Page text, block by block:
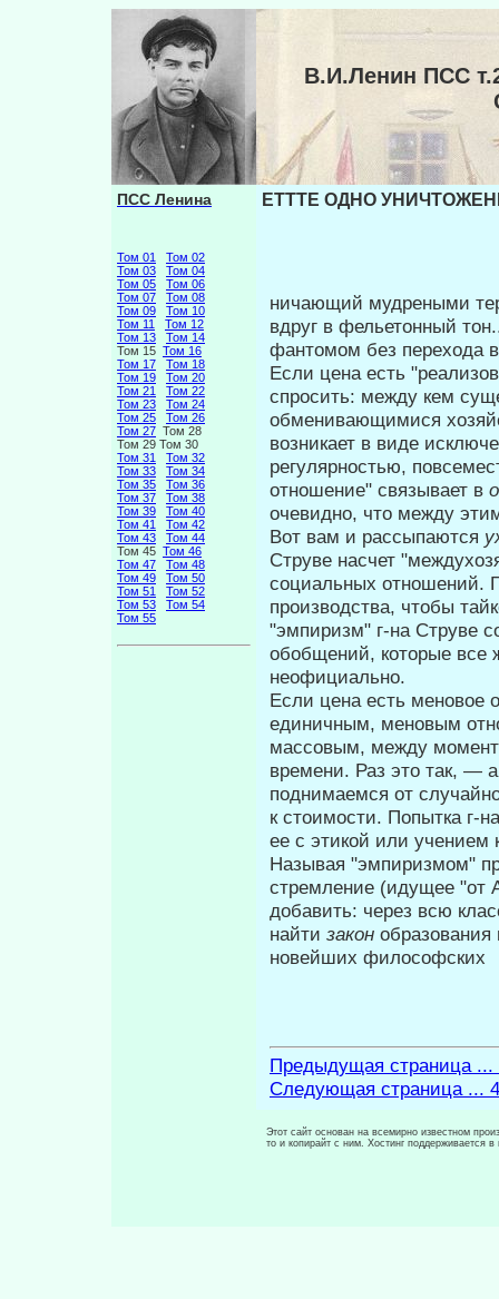
В.И.Ленин ПСС
ПСС Ленина
Том 01
Том 02
Том 03
Том 04
Том 05
Том 06
Том 07
Том 08
Том 09
Том 10
Том 11
Том 12
Том 13
Том 14
Том 15 Том 16
Том 17
Том 18
Том 19
Том 20
Том 21
Том 22
Том 23
Том 24
Том 25
Том 26
Том 27 Том 28
Том 29 Том 30
Том 31
Том 32
Том 33
Том 34
Том 35
Том 36
Том 37
Том 38
Том 39
Том 40
Том 41
Том 42
Том 43
Том 44
Том 45 Том 46
Том 47
Том 48
Том 49
Том 50
Том 51
Том 52
Том 53
Том 54
Том 55
ЕТТТЕ ОДНО
ничающий мудреными
вдруг в фельетонный
фантомом без перехода
Если цена есть
спросить: между кем
обменивающимися
возникает в виде
регулярностью,
отношение" связывает в
очевидно, что между
Вот вам и рассыпаются
Струве насчет
социальных отно­шений.
производства, чтобы
"эмпиризм" г-на Струве
обобщений, которые все
неофициально.
Если цена есть меновое
единич­ным, меновым
массовым, между
времени. Раз это так, —
поднимаемся от
к стоимости. Попытка г-
ее с этикой или учением
Называя "эмпиризмом"
стремле­ние (идущее "от
добавить: через всю
найти закон образования
новейших философских
Предыдущая страница ...
Следующая страница ...
Этот сайт основан на всемирно известном
то и копирайт с ним. Хостинг поддерживается